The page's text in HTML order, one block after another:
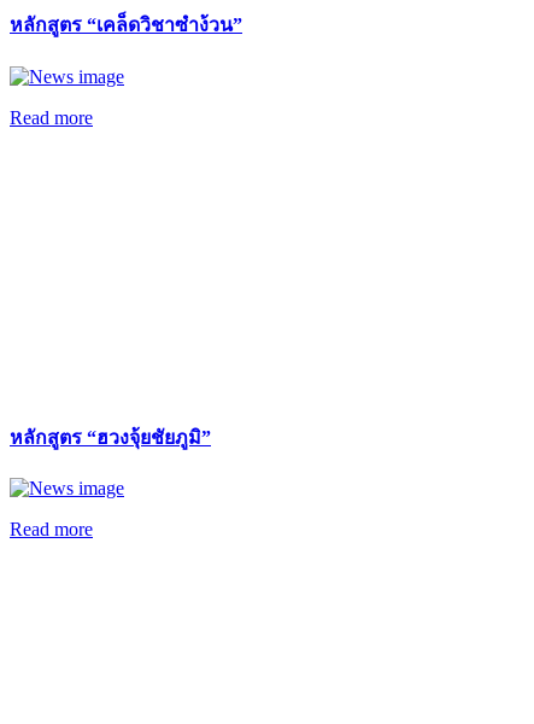
หลักสูตร “เคล็ดวิชาซำง้วน”
Read more
หลักสูตร “ฮวงจุ้ยชัยภูมิ”
Read more